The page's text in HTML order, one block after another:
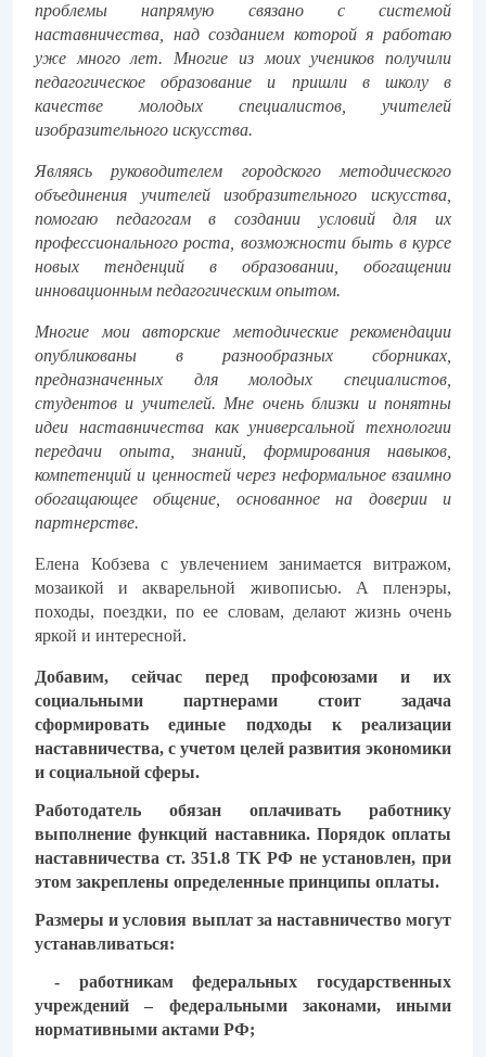
проблемы напрямую связано с системой
наставничества, над созданием которой я работаю
уже много лет. Многие из моих учеников получили
педагогическое образование и пришли в школу в
качестве молодых специалистов, учителей
изобразительного искусства.
Являясь руководителем городского методического
объединения учителей изобразительного искусства,
помогаю педагогам в создании условий для их
профессионального роста, возможности быть в курсе
новых тенденций в образовании, обогащении
инновационным педагогическим опытом.
Многие мои авторские методические рекомендации
опубликованы в разнообразных сборниках,
предназначенных для молодых специалистов,
студентов и учителей. Мне очень близки и понятны
идеи наставничества как универсальной технологии
передачи опыта, знаний, формирования навыков,
компетенций и ценностей через неформальное взаимно
обогащающее общение, основанное на доверии и
партнерстве.
Елена Кобзева с увлечением занимается витражом,
мозаикой и акварельной живописью. А пленэры,
походы, поездки, по ее словам, делают жизнь очень
яркой и интересной.
Добавим, сейчас перед профсоюзами и их
социальными партнерами стоит задача
сформировать единые подходы к реализации
наставничества, с учетом целей развития экономики
и социальной сферы.
Работодатель обязан оплачивать работнику
выполнение функций наставника. Порядок оплаты
наставничества ст. 351.8 ТК РФ не установлен, при
этом закреплены определенные принципы оплаты.
Размеры и условия выплат за наставничество могут
устанавливаться:
- работникам федеральных государственных
учреждений – федеральными законами, иными
нормативными актами РФ;